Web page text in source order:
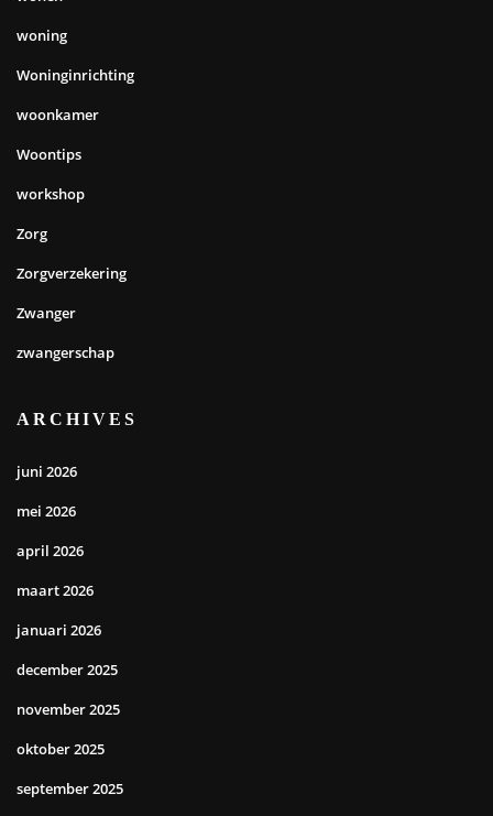
woning
Woninginrichting
woonkamer
Woontips
workshop
Zorg
Zorgverzekering
Zwanger
zwangerschap
ARCHIVES
juni 2026
mei 2026
april 2026
maart 2026
januari 2026
december 2025
november 2025
oktober 2025
september 2025